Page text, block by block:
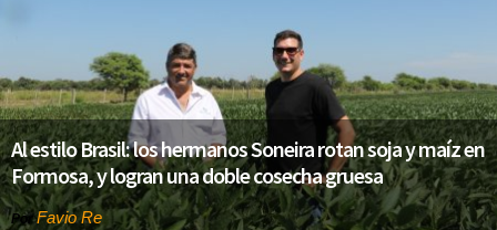
Al estilo Brasil: los hermanos Soneira rotan soja y maíz en
Formosa, y logran una doble cosecha gruesa
PorFavio Re